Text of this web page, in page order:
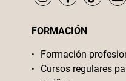
FORMACIÓN
Formación
Cursos regulares